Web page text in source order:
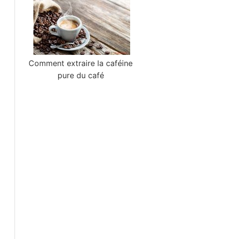
Comment extraire la caféine
pure du café